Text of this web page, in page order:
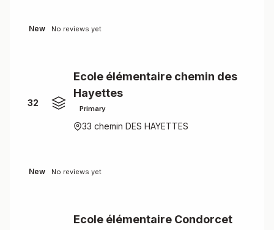
New No reviews yet
32
Ecole élémentaire chemin des
Hayettes
Primary
33 chemin DES HAYETTES
New No reviews yet
Ecole élémentaire Condorcet